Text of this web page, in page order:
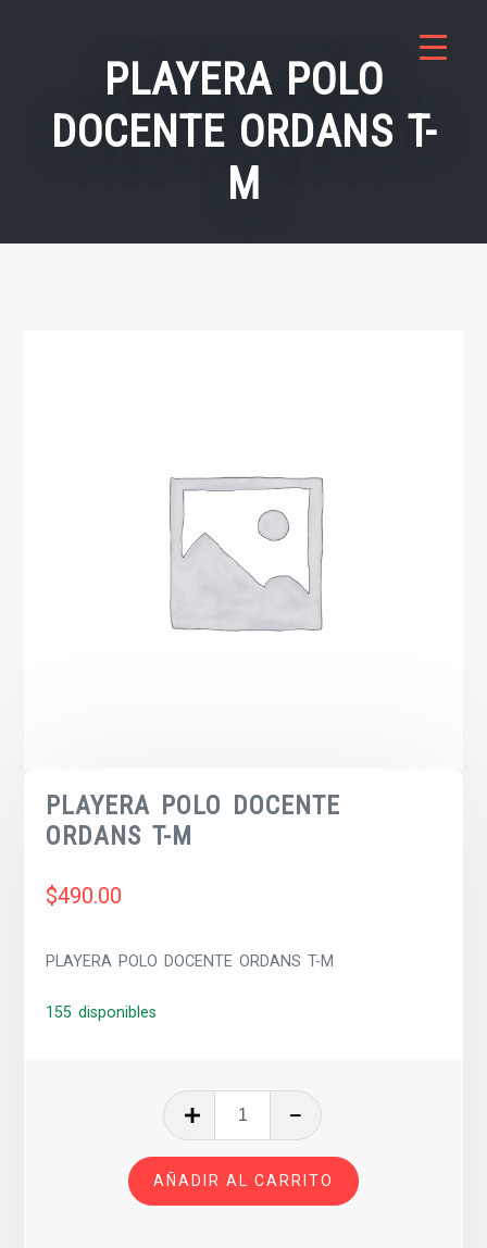
PLAYERA POLO
DOCENTE ORDANS T-
M
PLAYERA POLO DOCENTE
ORDANS T-M
$490.00
PLAYERA POLO DOCENTE ORDANS T-M
155 disponibles
PLAYERA
DOCENTE
ORDANS
T-
AÑADIR AL CARRITO